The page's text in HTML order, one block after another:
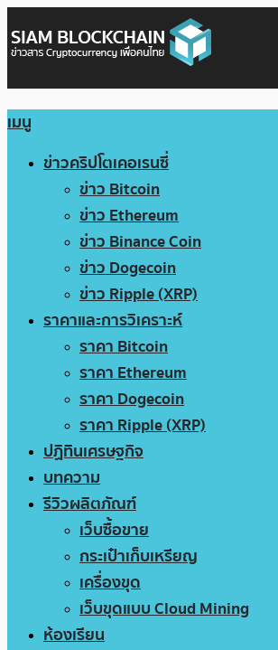
เมนู
ข่าวคริปโตเคอเรนซี่
ข่าว Bitcoin
ข่าว Ethereum
ข่าว Binance Coin
ข่าว Dogecoin
ข่าว Ripple (XRP)
ราคาและการวิเคราะห์
ราคา Bitcoin
ราคา Ethereum
ราคา Dogecoin
ราคา Ripple (XRP)
ปฏิทินเศรษฐกิจ
บทความ
รีวิวผลิตภัณฑ์
เว็บซื้อขาย
กระเป๋าเก็บเหรียญ
เครื่องขุด
เว็บขุดแบบ Cloud Mining
ห้องเรียน